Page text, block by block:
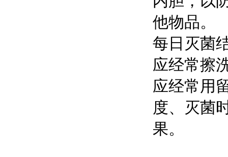
他物品。
每日灭菌
应经常擦
应经常用
度、灭菌
果。